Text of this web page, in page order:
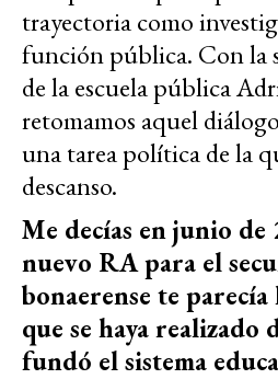
trayectoria como
función pública. Con la
de la escuela pública
retomamos aquel
una tarea política de la
descanso.
Me decías en junio de
nuevo RA para el
bonaerense te
que se haya realizado
fundó el sistema